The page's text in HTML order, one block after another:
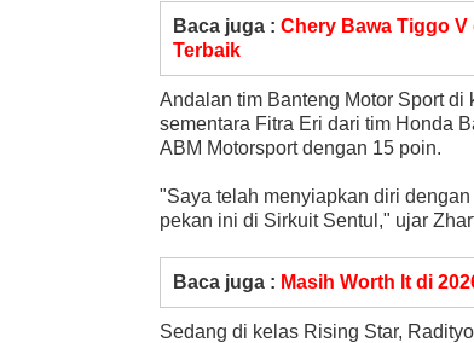
Baca juga : Chery Bawa Tiggo
Terbaik
Andalan tim Banteng Motor Sport
sementara Fitra Eri dari tim Honda
ABM Motorsport dengan 15 poin.
"Saya telah menyiapkan diri
pekan ini di Sirkuit Sentul," ujar
Baca juga : Masih Worth It di
Sedang di kelas Rising Star,